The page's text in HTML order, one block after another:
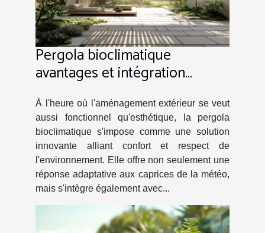
Pergola bioclimatique
avantages et intégration
paysagère
À l'heure où l'aménagement extérieur se veut
aussi fonctionnel qu'esthétique, la pergola
bioclimatique s'impose comme une solution
innovante alliant confort et respect de
l'environnement. Elle offre non seulement une
réponse adaptative aux caprices de la météo,
mais s'intègre également avec...